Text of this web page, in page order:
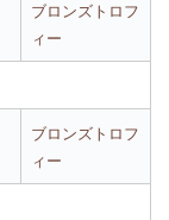
ブロンズトロフ
ィー
ブロンズトロフ
ィー